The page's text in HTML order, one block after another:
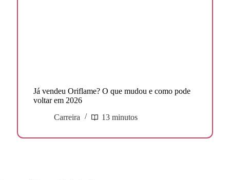
Já vendeu Oriflame? O que mudou e como pode
voltar em 2026
Carreira
13 minutos